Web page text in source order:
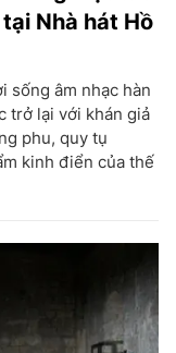
Nhà hát Hồ
sống âm nhạc hàn
trở lại với khán giả
phu, quy tụ
kinh điển của thế